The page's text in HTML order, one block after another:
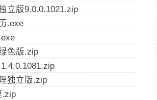
立版9.0.0.1021.zip
.exe
色版.zip
独立版.zip
.zip